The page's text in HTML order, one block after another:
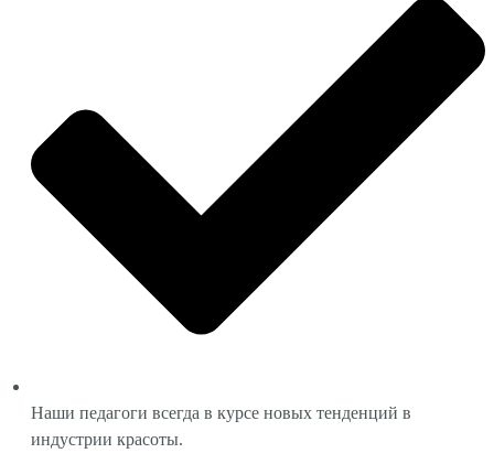
Наши педагоги всегда в курсе новых тенденций в
индустрии красоты.